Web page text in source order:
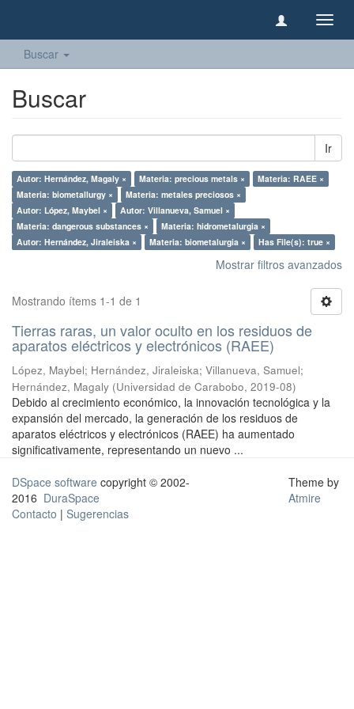
Buscar
Buscar
Ir
Autor: Hernández, Magaly × Materia: precious metals ×
Materia: RAEE ×
Materia: biometallurgy ×
Materia: metales preciosos ×
Autor: López, Maybel ×
Autor: Villanueva, Samuel ×
Materia: dangerous substances ×
Materia: hidrometalurgia ×
Autor: Hernández, Jiraleiska ×
Materia: biometalurgia × Has File(s): true ×
Mostrar filtros avanzados
Mostrando ítems 1-1 de 1
Tierras raras, un valor oculto en los residuos de
aparatos eléctricos y electrónicos (RAEE)
López, Maybel; Hernández, Jiraleiska; Villanueva, Samuel;
Hernández, Magaly (Universidad de Carabobo, 2019-08)
Debido al crecimiento económico, la innovación tecnológica y la
expansión del mercado, la generación de los residuos de
aparatos eléctricos y electrónicos (RAEE) ha aumentado
significativamente, representando un nuevo ...
DSpace software copyright © 2002-
2016 DuraSpace
Contacto | Sugerencias
Theme by
Atmire